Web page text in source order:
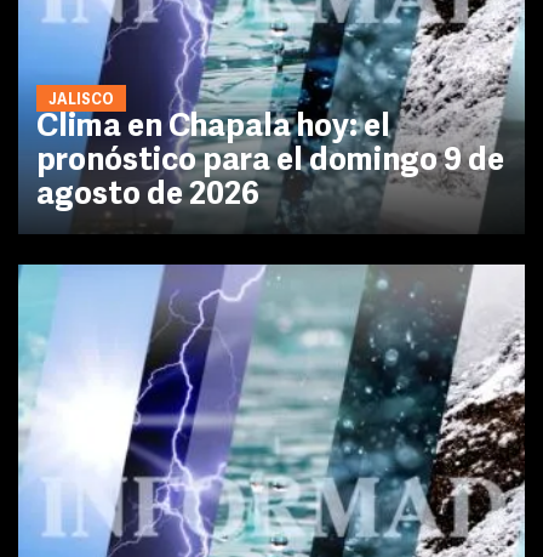
JALISCO
Clima en Chapala hoy: el
pronóstico para el domingo 9 de
agosto de 2026